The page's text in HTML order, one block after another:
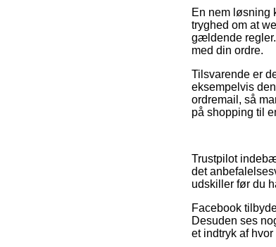
En nem løsning
tryghed om at
gældende
med din ordre.
Tilsvarende er
eksempelvis
ordremail, så
på shopping til
Trustpilot
det
udskiller før du
Facebook
Desuden ses
et indtryk af